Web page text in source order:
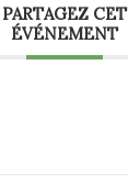
PARTAGEZ CET
ÉVÉNEMENT